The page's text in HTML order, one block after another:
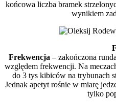
końcowa liczba bramek
wynikiem
F
Frekwencja – zakończona
względem frekwencji. Na
do 3 tys kibiców na trybunach
Jednak apetyt rośnie w miarę
tylko